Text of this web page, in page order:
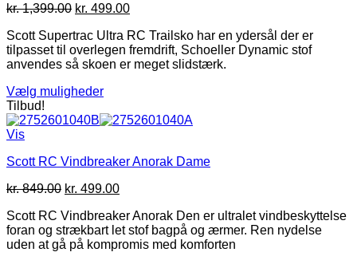
kr.1,399.00 Den
pris
var:
kr. 1,399.00.
kr. 499.00Den
pris
er:
kr. 499.00.
Scott Supertrac Ultra RC Trailsko har en ydersål der er
tilpasset til overlegen fremdrift, Schoeller Dynamic stof
anvendes så skoen er meget slidstærk.
Vælg muligheder
Dette
vare
har
varianter.
kan
på
varesiden
Tilbud!
Vis
Scott RC Vindbreaker Anorak Dame
kr.849.00 Den
pris
var:
kr. 849.00.
kr. 499.00Den
pris
er:
kr. 499.00.
Scott RC Vindbreaker Anorak Den er ultralet vindbeskyttelse
foran og strækbart let stof bagpå og ærmer. Ren nydelse
uden at gå på kompromis med komforten